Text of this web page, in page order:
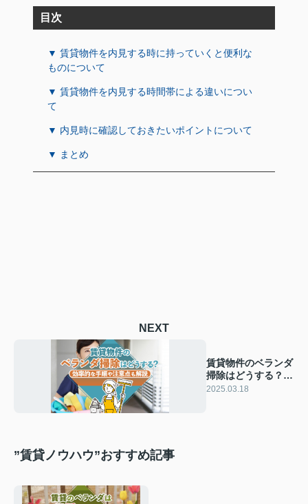
目次
▼ 賃貸物件を内見する時に持っていくと便利な
ものについて
▼ 賃貸物件を内見する時間帯による違いについ
て
▼ 内見時に確認しておきたいポイントについて
▼ まとめ
NEXT
賃貸物件のベランダ
掃除はどうする？効
率的な手順や注意点
2025.03.18
”賃貸ノウハウ”おすすめ記事